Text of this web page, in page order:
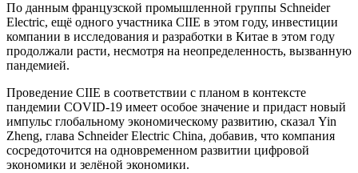
По данным французской промышленной группы Schneider
Electric, ещё одного участника CIIE в этом году, инвестиции
компании в исследования и разработки в Китае в этом году
продолжали расти, несмотря на неопределенность, вызванную
пандемией.
Проведение CIIE в соответствии с планом в контексте
пандемии COVID-19 имеет особое значение и придаст новый
импульс глобальному экономическому развитию, сказал Yin
Zheng, глава Schneider Electric China, добавив, что компания
сосредоточится на одновременном развитии цифровой
экономики и зелёной экономики.